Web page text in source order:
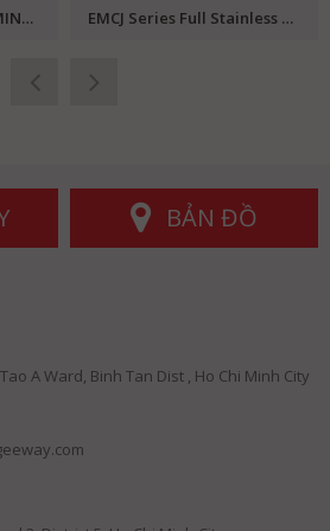
VAN SOLENOID MVSC MINDMAN EMCJ Series Full Stainless Steel Angle Valve EMC
BẢN ĐỒ
A Ward, Binh Tan Dist , Ho Chi Minh City